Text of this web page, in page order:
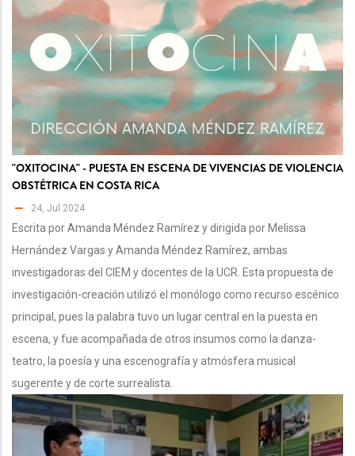
"OXITOCINA" - PUESTA EN ESCENA DE VIVENCIAS DE VIOLENCIA
OBSTÉTRICA EN COSTA RICA
24, Jul 2024
Escrita por Amanda Méndez Ramírez y dirigida por Melissa
Hernández Vargas y Amanda Méndez Ramírez, ambas
investigadoras del CIEM y docentes de la UCR. Esta propuesta de
investigación-creación utilizó el monólogo como recurso escénico
principal, pues la palabra tuvo un lugar central en la puesta en
escena, y fue acompañada de otros insumos como la danza-
teatro, la poesía y una escenografía y atmósfera musical
sugerente y de corte surrealista.